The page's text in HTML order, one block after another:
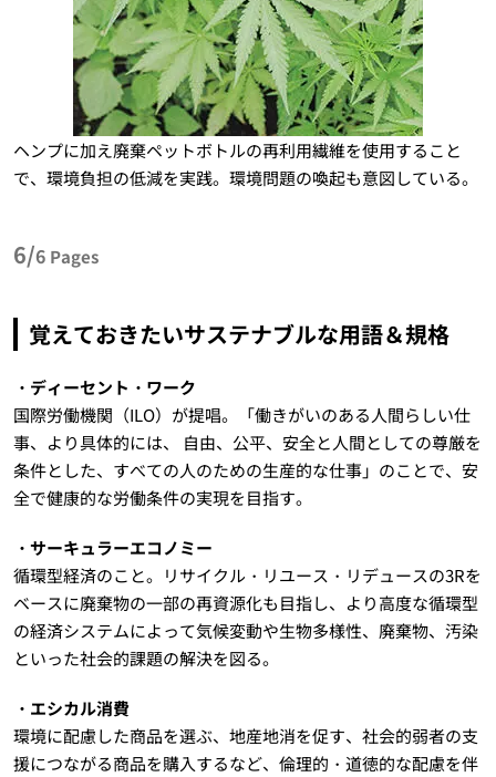
ヘンプに加え廃棄ペットボトルの再利用繊維を使用すること
で、環境負担の低減を実践。環境問題の喚起も意図している。
6/6 Pages
覚えておきたいサステナブルな用語＆規格
・ディーセント・ワーク
国際労働機関（ILO）が提唱。「働きがいのある人間らしい仕
事、より具体的には、 自由、公平、安全と人間としての尊厳を
条件とした、すべての人のための生産的な仕事」のことで、安
全で健康的な労働条件の実現を目指す。
・サーキュラーエコノミー
循環型経済のこと。リサイクル・リユース・リデュースの3Rを
ベースに廃棄物の一部の再資源化も目指し、より高度な循環型
の経済システムによって気候変動や生物多様性、廃棄物、汚染
といった社会的課題の解決を図る。
・エシカル消費
環境に配慮した商品を選ぶ、地産地消を促す、社会的弱者の支
援につながる商品を購入するなど、倫理的・道徳的な配慮を伴